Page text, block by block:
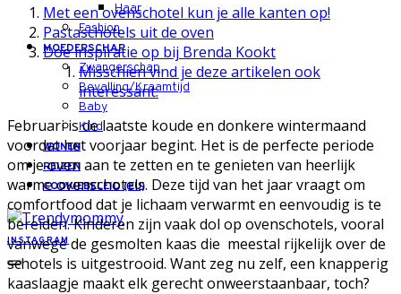
Haar
Fashion
MOEDERSCHAP
Zwangerschap
Bevalling/Kraamtijd
Baby
Kind
WONEN
REIZEN
COOKIEBELEID (EU)
INSTAGRAM
Met een ovenschotel kun je alle kanten op!
Pastaschotels uit de oven
Doe inspiratie op bij Brenda Kookt
Misschien vind je deze artikelen ook
interessant:
Februari is de laatste koude en donkere wintermaand
voordat het voorjaar begint. Het is de perfecte periode
om je oven aan te zetten en te genieten van heerlijk
warme ovenschotels. Deze tijd van het jaar vraagt om
comfortfood dat je lichaam verwarmt en eenvoudig is te
bereiden. Kinderen zijn vaak dol op ovenschotels, vooral
vanwege de gesmolten kaas die meestal rijkelijk over de
schotels is uitgestrooid. Want zeg nu zelf, een knapperig
kaaslaagje maakt elk gerecht onweerstaanbaar, toch?